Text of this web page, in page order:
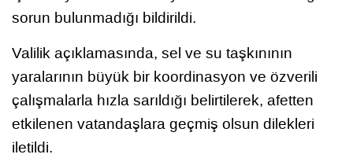
sorun bulunmadığı bildirildi.
Valilik açıklamasında, sel ve su taşkınının
yaralarının büyük bir koordinasyon ve özverili
çalışmalarla hızla sarıldığı belirtilerek, afetten
etkilenen vatandaşlara geçmiş olsun dilekleri
iletildi.